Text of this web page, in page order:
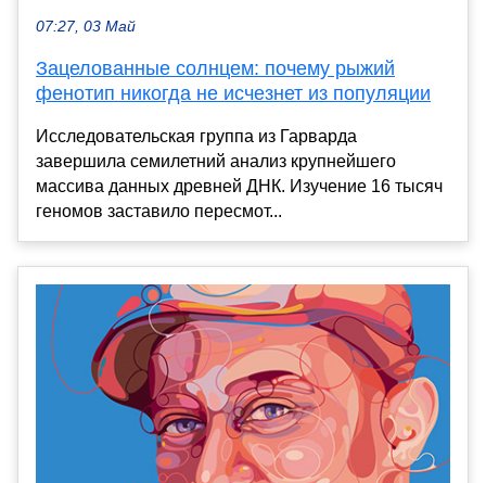
07:27, 03 Май
Зацелованные солнцем: почему рыжий
фенотип никогда не исчезнет из популяции
Исследовательская группа из Гарварда
завершила семилетний анализ крупнейшего
массива данных древней ДНК. Изучение 16 тысяч
геномов заставило пересмот...